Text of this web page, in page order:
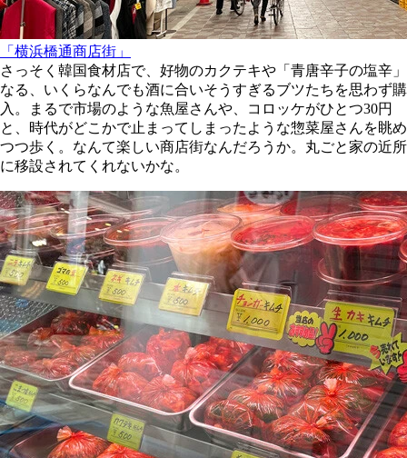
「横浜橋通商店街」
さっそく韓国食材店で、好物のカクテキや「青唐辛子の塩辛」
なる、いくらなんでも酒に合いそうすぎるブツたちを思わず購
入。まるで市場のような魚屋さんや、コロッケがひとつ30円
と、時代がどこかで止まってしまったような惣菜屋さんを眺め
つつ歩く。なんて楽しい商店街なんだろうか。丸ごと家の近所
に移設されてくれないかな。